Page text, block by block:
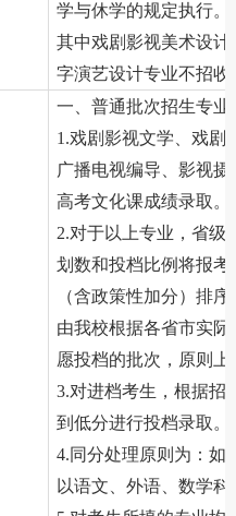
学与休学的规定执行。
其中戏剧影视美术设
字演艺设计专业不招收
一、普通批次招生专业
1.戏剧影视文学、戏剧
广播电视编导、影视
高考文化课成绩录取。
2.对于以上专业，省级
划数和投档比例将报
（含政策性加分）排
由我校根据各省市实
愿投档的批次，原则上
3.对进档考生，根据招
到低分进行投档录取
4.同分处理原则为：如
以语文、外语、数学